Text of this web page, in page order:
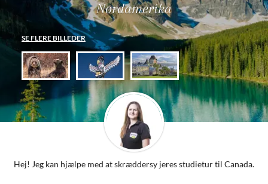
Nordamerika
SE FLERE BILLEDER
Hej! Jeg kan hjælpe med at skræddersy jeres studietur til Canada.